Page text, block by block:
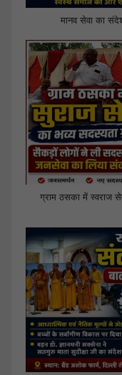
मानव सेवा का
ग्राम ठसका में स्वराज